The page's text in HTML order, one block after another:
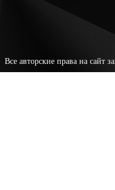
Все авторские права на сайт